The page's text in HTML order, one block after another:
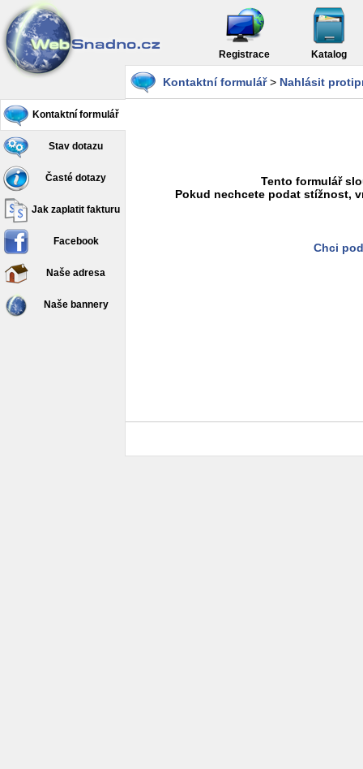
Registrace Katalog
Kontaktní formulář
Stav dotazu
Časté dotazy
Jak zaplatit fakturu
Facebook
Naše adresa
Naše bannery
Kontaktní formulář> Nahlásit
Tento formulář
Pokud nechcete podat stížnost,
Chci